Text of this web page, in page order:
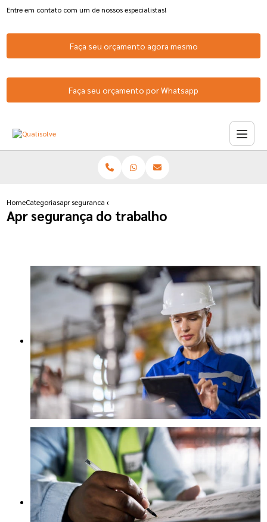
Entre em contato com um de nossos especialistas!
Faça seu orçamento agora mesmo
Faça seu orçamento por Whatsapp
HomeCategoriasapr seguranca do trabalho
Apr segurança do trabalho